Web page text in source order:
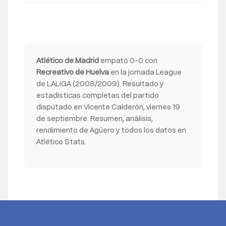
Atlético de Madrid empató 0-0 con
Recreativo de Huelva en la jornada League
de LALIGA (2008/2009). Resultado y
estadísticas completas del partido
disputado en Vicente Calderón, viernes 19
de septiembre. Resumen, análisis,
rendimiento de Agüero y todos los datos en
Atlético Stats.